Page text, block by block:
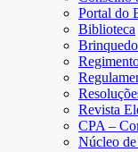
Portal do
Biblioteca
Revista
CPA –
Núcleo